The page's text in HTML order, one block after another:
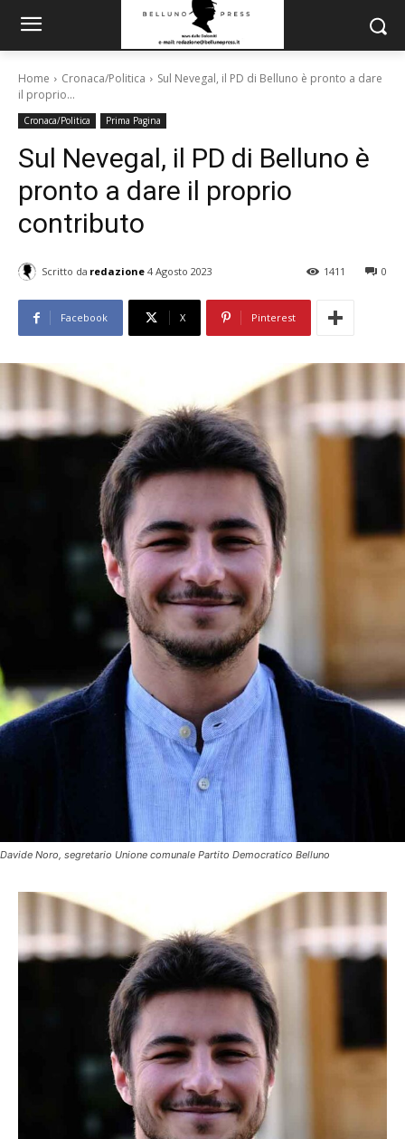
Home Cronaca/Politica
Sul Nevegal, il PD di Belluno è pronto a dare
il proprio...
Cronaca/Politica Prima Pagina
Sul Nevegal, il PD di Belluno è
pronto a dare il proprio
contributo
Scritto da redazione 4 Agosto 2023 0
1411
Facebook X Pinterest
Davide Noro, segretario Unione comunale Partito Democratico Belluno